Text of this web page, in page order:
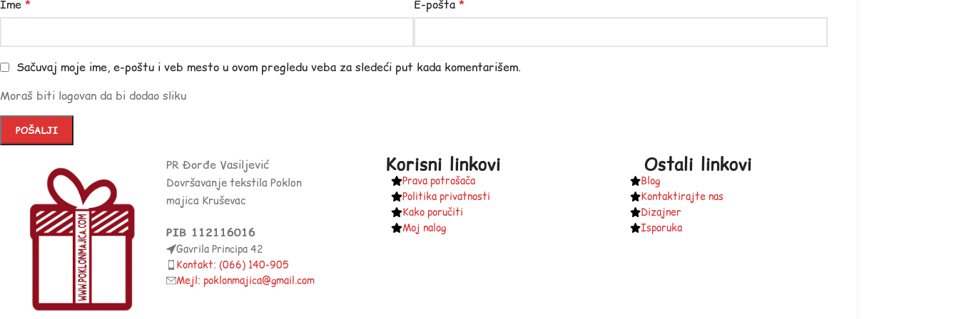
Ime * E-pošta *
Sačuvaj moje ime, e-poštu i veb mesto u ovom pregledu veba za sledeći put kada komentarišem.
Moraš biti logovan da bi dodao sliku
PR Đorđe Vasiljević
Dovršavanje tekstila Poklon
majica Kruševac
PIB 112116016
Gavrila Principa 42
Kontakt: (066) 140-905
Mejl: poklonmajica@gmail.com
Korisni linkovi
Prava potrošača
Politika privatnosti
Kako poručiti
Moj nalog
Ostali linkovi
Blog
Kontaktirajte nas
Dizajner
Isporuka